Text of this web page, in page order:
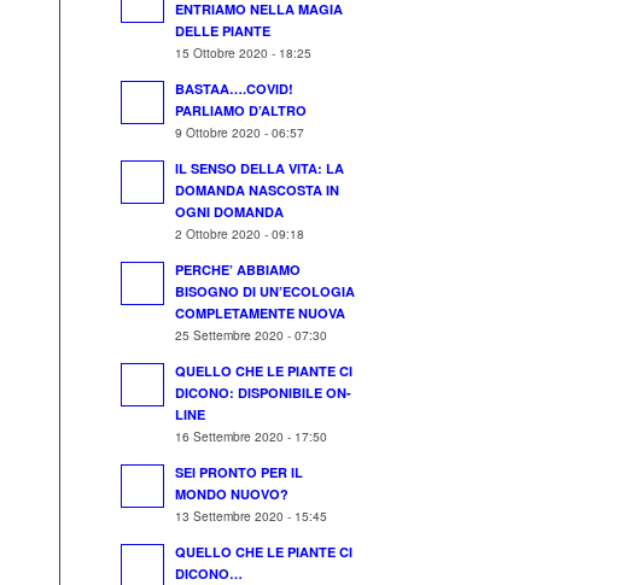
ENTRIAMO NELLA MAGIA
DELLE PIANTE
15 Ottobre 2020 - 18:25
BASTAA….COVID!
PARLIAMO D’ALTRO
9 Ottobre 2020 - 06:57
IL SENSO DELLA VITA: LA
DOMANDA NASCOSTA IN
OGNI DOMANDA
2 Ottobre 2020 - 09:18
PERCHE’ ABBIAMO
BISOGNO DI UN’ECOLOGIA
COMPLETAMENTE NUOVA
25 Settembre 2020 - 07:30
QUELLO CHE LE PIANTE CI
DICONO: DISPONIBILE ON-
LINE
16 Settembre 2020 - 17:50
SEI PRONTO PER IL
MONDO NUOVO?
13 Settembre 2020 - 15:45
QUELLO CHE LE PIANTE CI
DICONO…